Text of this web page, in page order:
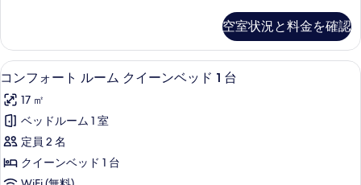
写
真
を
表
示
す
る
を
表
示
す
る
詳
細
空室状況と料金を確認
コ
ン
フ
ォ
ー
ト
セーフティボックス (室内)、デスク
4
コンフォート ルーム クイーンベッド 1 台
17 ㎡
ベッドルーム 1 室
定員 2 名
クイーンベッド 1 台